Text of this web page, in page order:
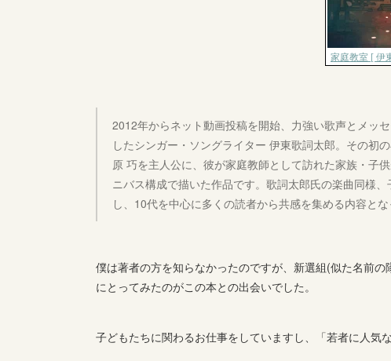
2012年からネット動画投稿を開始、力強い歌声とメッ
したシンガー・ソングライター 伊東歌詞太郎。その初
原 巧を主人公に、彼が家庭教師として訪れた家族・子
ニバス構成で描いた作品です。歌詞太郎氏の楽曲同様
し、10代を中心に多くの読者から共感を集める内容とな
僕は著者の方を知らなかったのですが、新選組(似た名前
にとってみたのがこの本との出会いでした。
子どもたちに関わるお仕事をしていますし、「若者に人気